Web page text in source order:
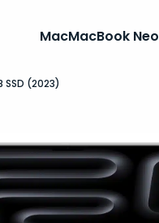
MacMacBook Neo
SSD (2023)